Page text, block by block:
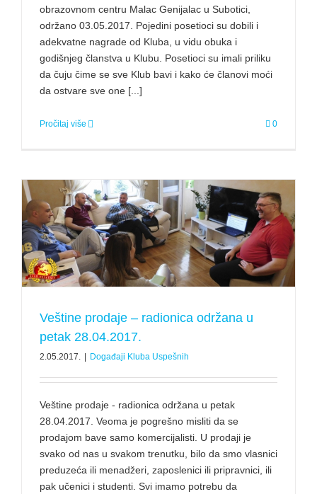
obrazovnom centru Malac Genijalac u Subotici,
održano 03.05.2017. Pojedini posetioci su dobili i
adekvatne nagrade od Kluba, u vidu obuka i
godišnjeg članstva u Klubu. Posetioci su imali priliku
da čuju čime se sve Klub bavi i kako će članovi moći
da ostvare sve one [...]
Pročitaj više 0
Veštine prodaje – radionica održana u
petak 28.04.2017.
2.05.2017. Događaji Kluba Uspešnih
Veštine prodaje - radionica održana u petak
28.04.2017. Veoma je pogrešno misliti da se
prodajom bave samo komercijalisti. U prodaji je
svako od nas u svakom trenutku, bilo da smo vlasnici
preduzeća ili menadžeri, zaposlenici ili pripravnici, ili
pak učenici i studenti. Svi imamo potrebu da